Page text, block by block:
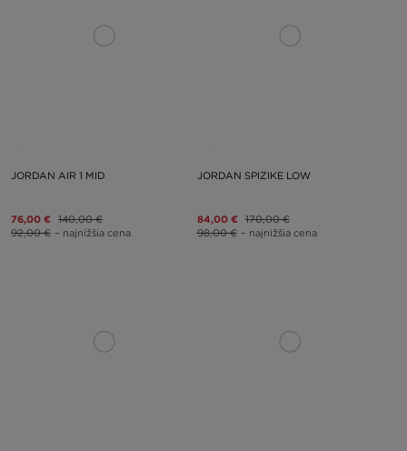
JORDAN AIR 1 MID
76,00 € 140,00 €
92,00 € – najnižšia cena
JORDAN SPIZIKE LOW
84,00 € 170,00 €
98,00 € – najnižšia cena